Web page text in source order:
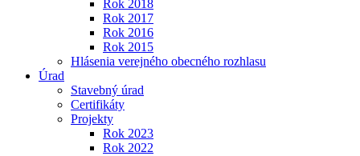
Rok 2018
Rok 2017
Rok 2016
Rok 2015
Hlásenia verejného obecného rozhlasu
Úrad
Stavebný úrad
Certifikáty
Projekty
Rok 2023
Rok 2022